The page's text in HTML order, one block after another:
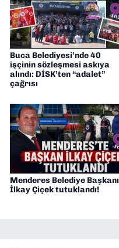
Buca Belediyesi’nde 40
işçinin sözleşmesi askıya
alındı: DİSK’ten “adalet”
çağrısı
Menderes Belediye Başkanı
İlkay Çiçek tutuklandı!